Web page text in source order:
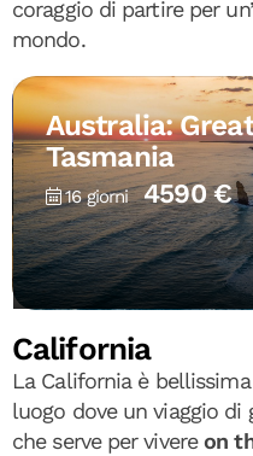
coraggio di partire per
mondo.
Australia:
Tasmania
16 giorni 4590 €
California
La California è
luogo dove un viaggio
che serve per vivereon